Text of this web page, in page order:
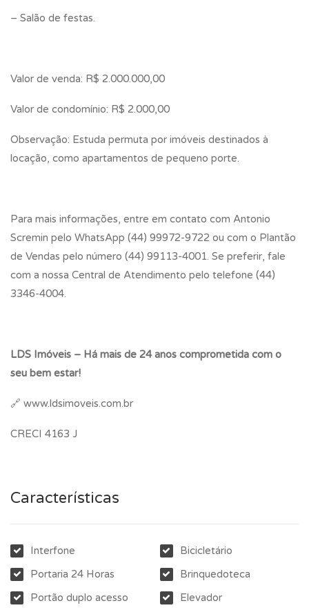
– Salão de festas.
Valor de venda: R$ 2.000.000,00
Valor de condomínio: R$ 2.000,00
Observação: Estuda permuta por imóveis destinados à
locação, como apartamentos de pequeno porte.
Para mais informações, entre em contato com Antonio
Scremin pelo WhatsApp (44) 99972-9722 ou com o Plantão
de Vendas pelo número (44) 99113-4001. Se preferir, fale
com a nossa Central de Atendimento pelo telefone (44)
3346-4004.
LDS Imóveis – Há mais de 24 anos comprometida com o
seu bem estar!
🔗 www.ldsimoveis.com.br
CRECI 4163 J
Características
Interfone
Portaria 24 Horas
Portão duplo acesso
Bicicletário
Brinquedoteca
Elevador